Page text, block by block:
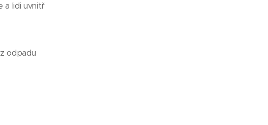
a lidi uvnitř
odpadu